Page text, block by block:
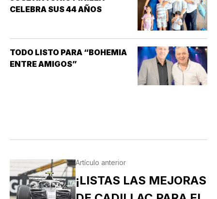
LA INVESTIGACIÓN DE NUEVOS
DISFUNCIÓN ERÉCTIL
(INCAPACIDAD DE ALCANZAR
Y/O MANTENER…
CELEBRA SUS 44 AÑOS
TODO LISTO PARA “BOHEMIA
ENTRE AMIGOS”
Artículo anterior
¡LISTAS LAS MEJORAS